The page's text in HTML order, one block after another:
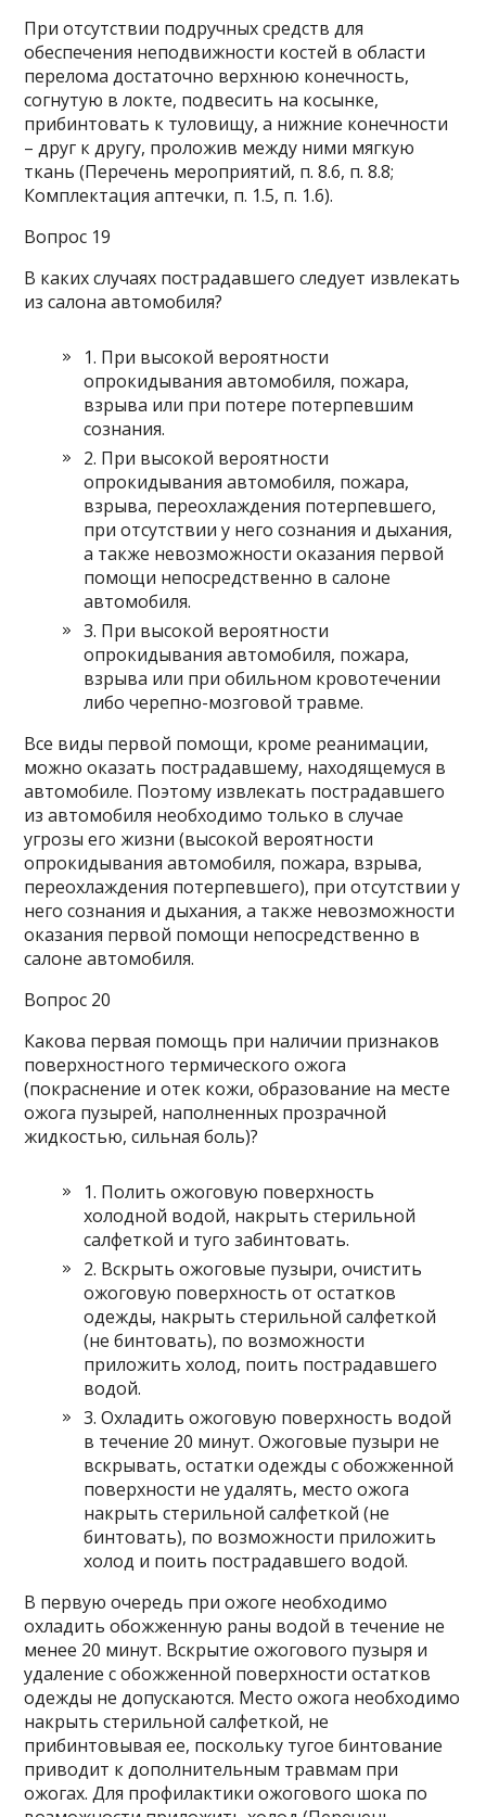
При отсутствии подручных средств для
обеспечения неподвижности костей в области
перелома достаточно верхнюю конечность,
согнутую в локте, подвесить на косынке,
прибинтовать к туловищу, а нижние конечности
– друг к другу, проложив между ними мягкую
ткань (Перечень мероприятий, п. 8.6, п. 8.8;
Комплектация аптечки, п. 1.5, п. 1.6).
Вопрос 19
В каких случаях пострадавшего следует извлекать
из салона автомобиля?
1. При высокой вероятности
опрокидывания автомобиля, пожара,
взрыва или при потере потерпевшим
сознания.
2. При высокой вероятности
опрокидывания автомобиля, пожара,
взрыва, переохлаждения потерпевшего,
при отсутствии у него сознания и дыхания,
а также невозможности оказания первой
помощи непосредственно в салоне
автомобиля.
3. При высокой вероятности
опрокидывания автомобиля, пожара,
взрыва или при обильном кровотечении
либо черепно-мозговой травме.
Все виды первой помощи, кроме реанимации,
можно оказать пострадавшему, находящемуся в
автомобиле. Поэтому извлекать пострадавшего
из автомобиля необходимо только в случае
угрозы его жизни (высокой вероятности
опрокидывания автомобиля, пожара, взрыва,
переохлаждения потерпевшего), при отсутствии у
него сознания и дыхания, а также невозможности
оказания первой помощи непосредственно в
салоне автомобиля.
Вопрос 20
Какова первая помощь при наличии признаков
поверхностного термического ожога
(покраснение и отек кожи, образование на месте
ожога пузырей, наполненных прозрачной
жидкостью, сильная боль)?
1. Полить ожоговую поверхность
холодной водой, накрыть стерильной
салфеткой и туго забинтовать.
2. Вскрыть ожоговые пузыри, очистить
ожоговую поверхность от остатков
одежды, накрыть стерильной салфеткой
(не бинтовать), по возможности
приложить холод, поить пострадавшего
водой.
3. Охладить ожоговую поверхность водой
в течение 20 минут. Ожоговые пузыри не
вскрывать, остатки одежды с обожженной
поверхности не удалять, место ожога
накрыть стерильной салфеткой (не
бинтовать), по возможности приложить
холод и поить пострадавшего водой.
В первую очередь при ожоге необходимо
охладить обожженную раны водой в течение не
менее 20 минут. Вскрытие ожогового пузыря и
удаление с обожженной поверхности остатков
одежды не допускаются. Место ожога необходимо
накрыть стерильной салфеткой, не
прибинтовывая ее, поскольку тугое бинтование
приводит к дополнительным травмам при
ожогах. Для профилактики ожогового шока по